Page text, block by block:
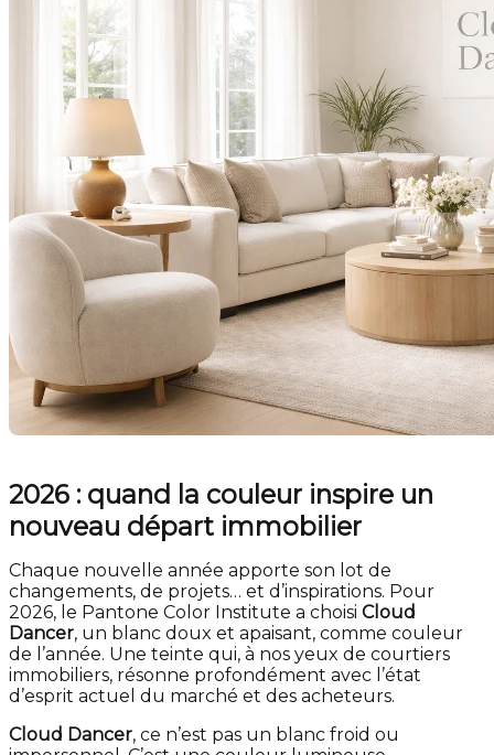
2026 : quand la couleur inspire un
nouveau départ immobilier
Chaque nouvelle année apporte son lot de
changements, de projets… et d’inspirations. Pour
2026, le Pantone Color Institute a choisi Cloud
Dancer, un blanc doux et apaisant, comme couleur
de l’année. Une teinte qui, à nos yeux de courtiers
immobiliers, résonne profondément avec l’état
d’esprit actuel du marché et des acheteurs.
Cloud Dancer, ce n’est pas un blanc froid ou